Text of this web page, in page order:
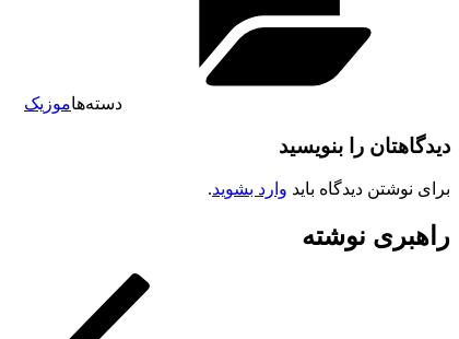
دسته‌هاموزیک
دیدگاهتان را بنویسید
برای نوشتن دیدگاه باید وارد بشوید.
راهبری نوشته